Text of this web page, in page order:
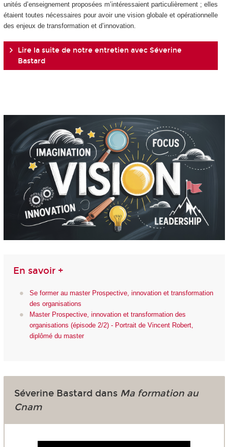
unités d’enseignement proposées m’intéressaient particulièrement ; elles
étaient toutes nécessaires pour avoir une vision globale et opérationnelle
des enjeux de transformation et d’innovation.
Lire la suite de notre entretien avec Séverine
Bastard
En savoir +
Se former au master Prospective, innovation et transformation
des organisations
Master Prospective, innovation et transformation des
organisations (épisode 2/2) - Portrait de Vincent Robert,
diplômé du master
Séverine Bastard dans Ma formation au
Cnam